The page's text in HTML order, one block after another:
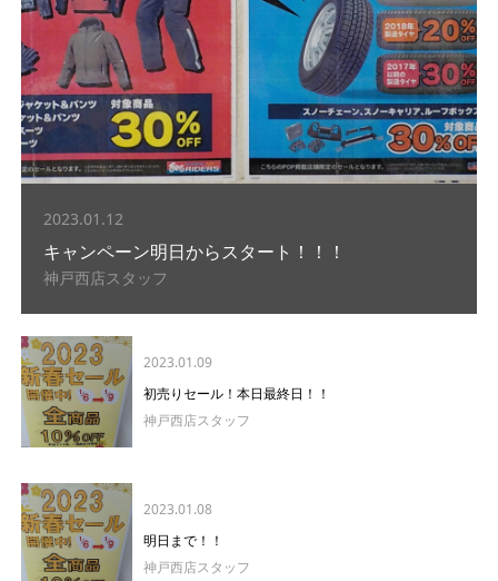
2023.01.12
キャンペーン明日からスタート！！！
神戸西店スタッフ
2023.01.09
初売りセール！本日最終日！！
神戸西店スタッフ
2023.01.08
明日まで！！
神戸西店スタッフ